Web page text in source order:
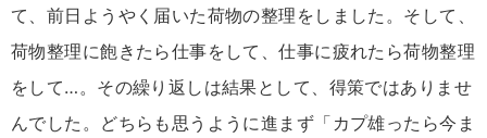
て、前日ようやく届いた荷物の整理をしました。そして、
荷物整理に飽きたら仕事をして、仕事に疲れたら荷物整理
をして…。その繰り返しは結果として、得策ではありませ
んでした。どちらも思うように進まず「カプ雄ったら今ま